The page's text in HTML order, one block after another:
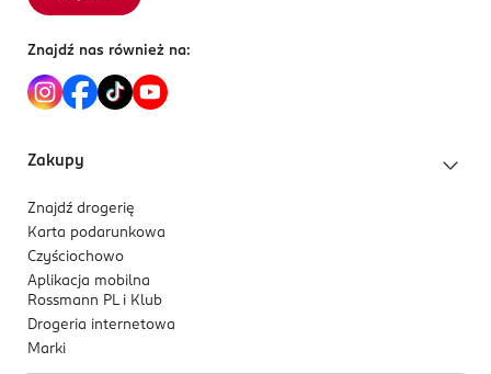
Znajdź nas również na:
Zakupy
Znajdź drogerię
Karta podarunkowa
Czyściochowo
Aplikacja mobilna
Rossmann PL i Klub
Drogeria internetowa
Marki